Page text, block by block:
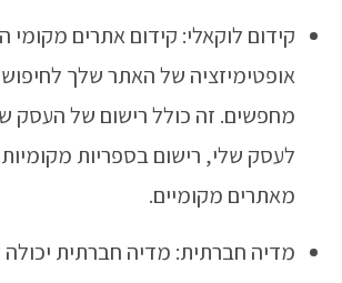
קידום לוקאלי: קידום אתרים מקומי
אופטימיזציה של האתר שלך
לעסק שלי, רישום בספריות מקומיות,
מאתרים מקומיים.
מדיה חברתית: מדיה חברתית